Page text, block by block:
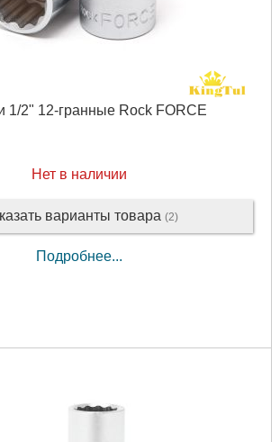
1/2" 12-гранные Rock FORCE
Нет в наличии
варианты товара (2)
Подробнее...